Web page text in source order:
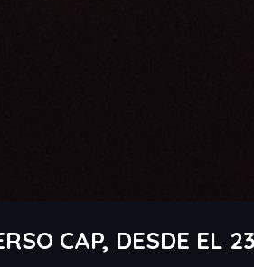
CAP, DESDE EL